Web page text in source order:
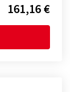
161,16 €